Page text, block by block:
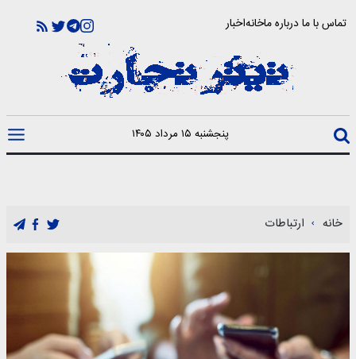
تماس با مادرباره ماخانهاخبار
پنجشنبه ۱۵ مرداد ۱۴۰۵
خانه ارتباطات